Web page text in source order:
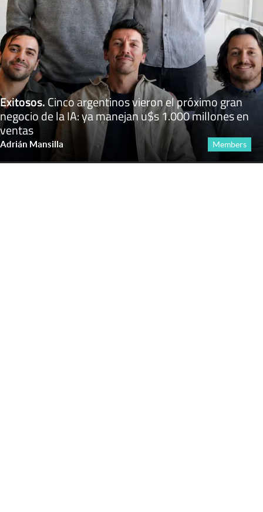
Exitosos.Cinco argentinos vieron el próximo gran
negocio de la IA: ya manejan u$s 1.000 millones en
ventas
Adrián Mansilla Members